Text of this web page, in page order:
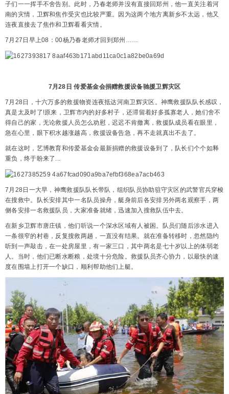
子们一一挥手不舍告别。此时，乃春老师并没有直接回郑州，他一直关注着河
南的灾情，卫辉和焦作受灾也比较严重。因为这两个地方离新乡不太远，他又
连夜直接去了焦作和卫辉看看灾情。
7月27日早上08：00杨乃春老师才回到郑州……
7月28 日 传爱基金会捐赠救援设备驰援卫辉灾区
7月28日，十六万多的救援物资连夜抵达河南卫辉灾区。神鹰救援队队长感叹，
真是太及时了!原来，卫辉市内的好多村子，还滞留着好多孤寡老人，她们舍不
得自己的家，无论救援人员怎么劝慰，迟迟不肯撤离，救援队成员看在眼里，
急在心里，眼下积水越涨越高，救援设备告急，再不走就真出不去了。
就在这时，艺博教育和传爱基金会最新捐赠的救援设备到了，队长们个个如释
重负，终于盼来了...
7月28日一大早，神鹰救援队队长带队，组织队员协助驻守灾区的武警官兵穿梭
在搜救中。队长安排其中一名队员操舟，艇身前后各安排另外两名观察手，两
侧各安排一名救援队员，大家准备就绪，迅速加入搜救队伍中去。
在新乡卫辉市唐庄镇，他们听说一个深水区域有人被困。队员们随后涉水进入
一条很窄的村巷，反复搜救两趟，一直没有结果。就在准备转移时，忽然隐约
听到一声敲击，在一处房屋里，有一家三口，其中两名是七十岁以上的体弱老
人。当时，他们已断水断粮，处境十分危险。救援队员齐心协力，以最快的速
度在围墙上打开一个缺口，顺利帮助他们上艇。